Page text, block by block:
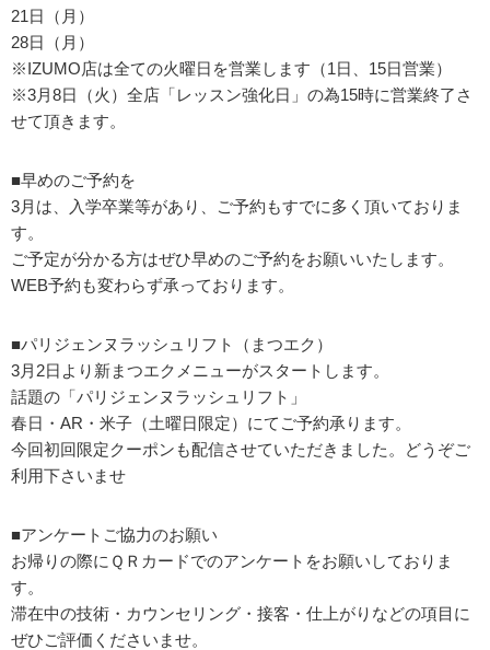
21日（月）
28日（月）
※IZUMO店は全ての火曜日を営業します（1日、15日営業）
※3月8日（火）全店「レッスン強化日」の為15時に営業終了さ
せて頂きます。
■早めのご予約を
3月は、入学卒業等があり、ご予約もすでに多く頂いておりま
す。
ご予定が分かる方はぜひ早めのご予約をお願いいたします。
WEB予約も変わらず承っております。
■パリジェンヌラッシュリフト（まつエク）
3月2日より新まつエクメニューがスタートします。
話題の「パリジェンヌラッシュリフト」
春日・AR・米子（土曜日限定）にてご予約承ります。
今回初回限定クーポンも配信させていただきました。どうぞご
利用下さいませ
■アンケートご協力のお願い
お帰りの際にＱＲカードでのアンケートをお願いしておりま
す。
滞在中の技術・カウンセリング・接客・仕上がりなどの項目に
ぜひご評価くださいませ。